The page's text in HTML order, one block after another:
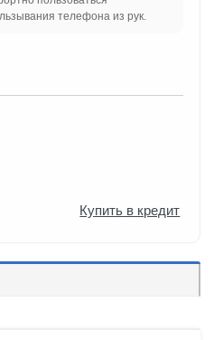
телефона из рук.
Купить в кредит